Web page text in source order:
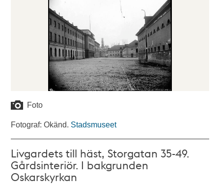
Foto
Fotograf: Okänd. Stadsmuseet
Livgardets till häst, Storgatan 35-49.
Gårdsinteriör. I bakgrunden
Oskarskyrkan